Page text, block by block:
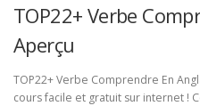
TOP22+ Verbe
Aperçu
TOP22+ Verbe Comprendre En
cours facile et gratuit sur internet !